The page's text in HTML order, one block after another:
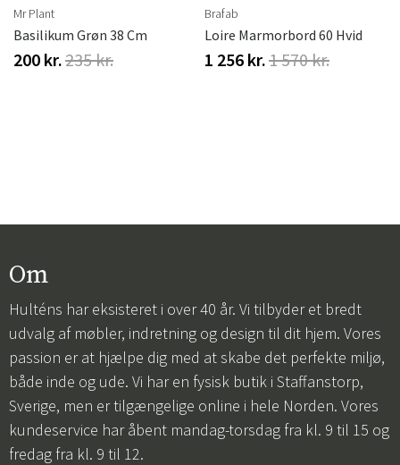
Mr Plant
Basilikum Grøn 38 Cm
200 kr.235 kr.
Brafab
Loire Marmorbord 60 Hvid
1 256 kr.1 570 kr.
Om
Hulténs har eksisteret i over 40 år. Vi tilbyder et bredt
udvalg af møbler, indretning og design til dit hjem. Vores
passion er at hjælpe dig med at skabe det perfekte miljø,
både inde og ude. Vi har en fysisk butik i Staffanstorp,
Sverige, men er tilgængelige online i hele Norden. Vores
kundeservice har åbent mandag-torsdag fra kl. 9 til 15 og
fredag fra kl. 9 til 12.